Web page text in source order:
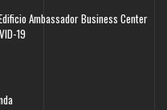
Ambassador Business Center
19